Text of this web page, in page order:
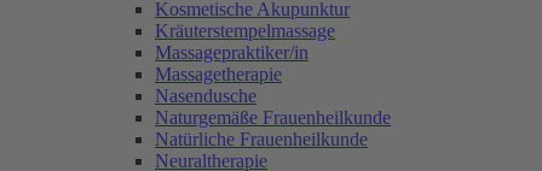
Kosmetische Akupunktur
Kräuterstempelmassage
Massagepraktiker/in
Massagetherapie
Nasendusche
Naturgemäße Frauenheilkunde
Natürliche Frauenheilkunde
Neuraltherapie